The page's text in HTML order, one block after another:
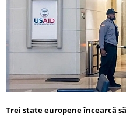
Trei state europene încearcă